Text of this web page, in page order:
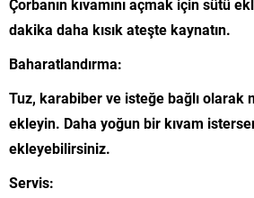
dakika daha kısık ateşte kaynatın.
Baharatlandırma:
Tuz, karabiber ve isteğe bağlı olarak
ekleyin. Daha yoğun bir kıvam
ekleyebilirsiniz.
Servis: